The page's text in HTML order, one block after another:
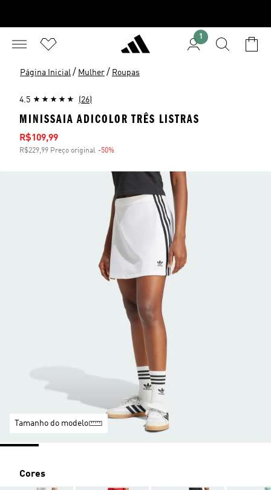
1
Página Inicial / Mulher / Roupas
4.5 (26)
MINISSAIA ADICOLOR TRÊS LISTRAS
Preço com desconto
R$109,99
R$229,99 Preço original -50%
Tamanho do modelo
Cores